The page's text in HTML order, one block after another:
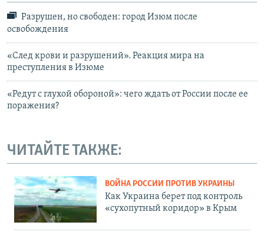
Разрушен, но свободен: город Изюм после
освобождения
«След крови и разрушений». Реакция мира на
преступления в Изюме
«Редут с глухой обороной»: чего ждать от России после ее
поражения?
ЧИТАЙТЕ ТАКЖЕ:
ВОЙНА РОССИИ ПРОТИВ УКРАИНЫ
Как Украина берет под контроль
«сухопутный коридор» в Крым